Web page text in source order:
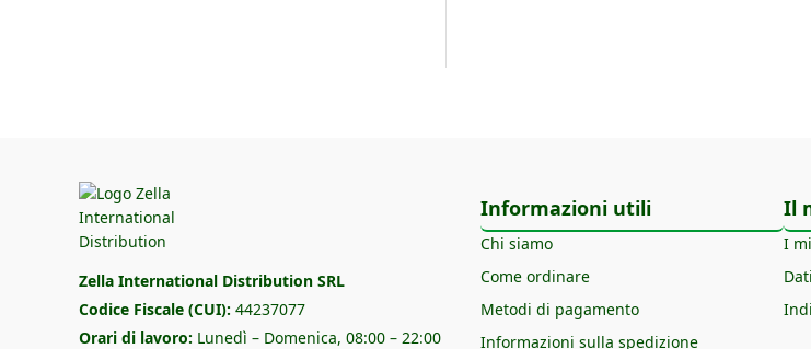
Zella International Distribution SRL
Codice Fiscale (CUI): 44237077
Orari di lavoro: Lunedì – Domenica, 08:00 – 22:00
Informazioni utili
Chi siamo
Come ordinare
Metodi di pagamento
Informazioni sulla spedizione
Il
I